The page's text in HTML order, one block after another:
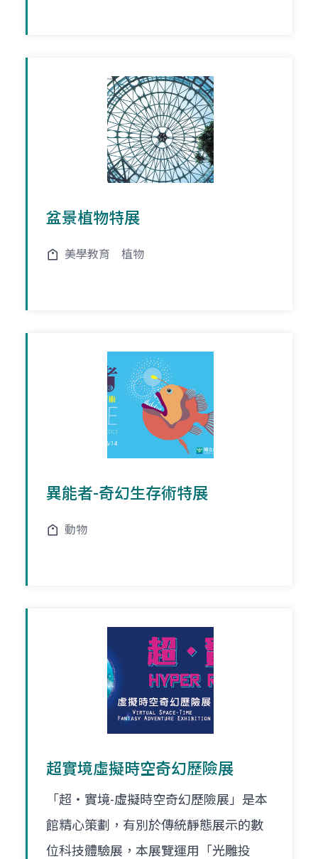
盆景植物特展
美學教育 植物
異能者-奇幻生存術特展
動物
超實境虛擬時空奇幻歷險展
「超‧實境-虛擬時空奇幻歷險展」是本
館精心策劃，有別於傳統靜態展示的數
位科技體驗展，本展覽運用「光雕投